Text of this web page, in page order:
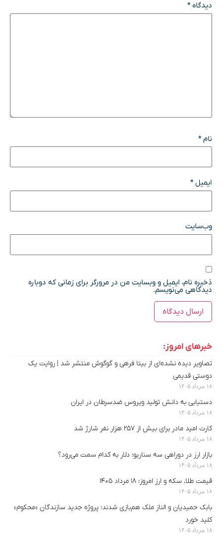
دیدگاه*
نام*
ایمیل*
وب‌سایت
ذخیره نام، ایمیل و وبسایت من در مرورگر برای زمانی که دوباره
دیدگاهی می‌نویسم.
خبرهای امروز:
تصاویر دیده‌ نشده‌ای از بیتا فرهی و گوگوش منتشر شد | روایت یک
دوستی قدیمی
۱۸ مرداد ۱۴۰۵
دستیابی به دانش تولید ویروس ضدسرطان در ایران
۱۸ مرداد ۱۴۰۵
کارت امید مادر برای بیش از ۲۵۷ هزار نفر شارژ شد
۱۸ مرداد ۱۴۰۵
بازار ارز در دوراهی سه سناریو؛ دلار به کدام سمت می‌رود؟
۱۸ مرداد ۱۴۰۵
قیمت طلا، سکه و ارز امروز؛ ۱۸ مرداد ۱۴۰۵
۱۸ مرداد ۱۴۰۵
بابک حمیدیان و الناز ملک هم‌بازی شدند؛ پروژه جدید سازندگان «محکوم»
کلید خورد
۱۸ مرداد ۱۴۰۵